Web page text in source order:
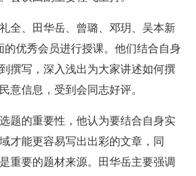
全、田华岳、曾璐、邓玥、吴本新
的优秀会员进行授课。他们结合自身
撰写，深入浅出为大家讲述如何撰
意信息，受到会同志好评。
题的重要性，他认为要结合自身实
才能更容易写出出彩的文章，同
重要的题材来源。田华岳主要强调